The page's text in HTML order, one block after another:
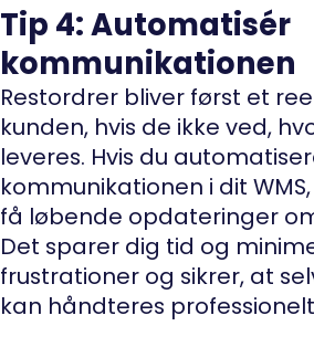
Tip 4: Automatisér
kommunikationen
Restordrer bliver først et
kunden, hvis de ikke ved,
leveres. Hvis du
kommunikationen i dit
få løbende opdateringer
Det sparer dig tid og
frustrationer og sikrer, at
kan håndteres